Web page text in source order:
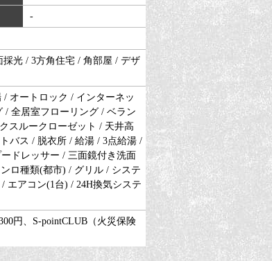
-
光 / 3方角住宅 / 角部屋 / デザ
オートロック / インターネッ
/ 全居室フローリング / ベラン
スルークローゼット / 天井高
バス / 脱衣所 / 給湯 / 3点給湯 /
ドレッサー / 三面鏡付き洗面
ロ種類(都市) / グリル / システ
エアコン(1台) / 24H換気システ
円、S-pointCLUB（火災保険